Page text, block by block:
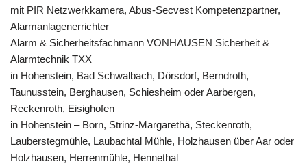
mit PIR Netzwerkkamera, Abus-Secvest Kompetenzpartner,
Alarmanlagenerrichter
Alarm & Sicherheitsfachmann VONHAUSEN Sicherheit &
Alarmtechnik TXX
in Hohenstein, Bad Schwalbach, Dörsdorf, Berndroth,
Taunusstein, Berghausen, Schiesheim oder Aarbergen,
Reckenroth, Eisighofen
in Hohenstein – Born, Strinz-Margarethä, Steckenroth,
Lauberstegmühle, Laubachtal Mühle, Holzhausen über Aar oder
Holzhausen, Herrenmühle, Hennethal